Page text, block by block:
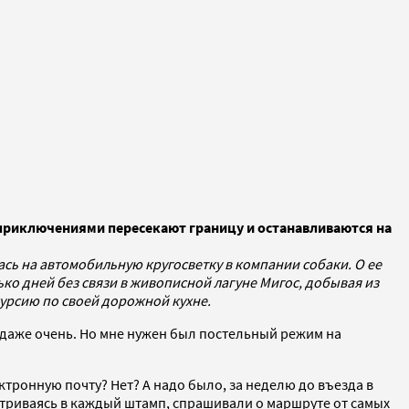
пересекают границу и останавливаются на
на автомобильную кругосветку в компании собаки. О ее
дней без связи в живописной лагуне Мигос, добывая из
по своей дорожной кухне.
очень. Но мне нужен был постельный режим на
почту? Нет? А надо было, за неделю до въезда в
в каждый штамп, спрашивали о маршруте от самых